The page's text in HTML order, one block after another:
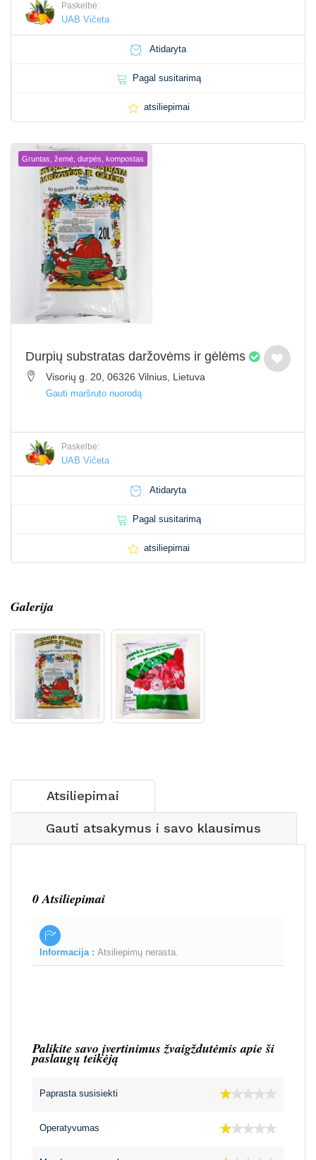
Paskelbė:
UAB Vičeta
Atidaryta
Pagal susitarimą
atsiliepimai
Gruntas, žemė, durpės, kompostas
Durpių substratas daržovėms ir gėlėms
Visorių g. 20, 06326 Vilnius, Lietuva
Gauti maršruto nuorodą
Paskelbė:
UAB Vičeta
Atidaryta
Pagal susitarimą
atsiliepimai
Galerija
Atsiliepimai
Gauti atsakymus i savo klausimus
0 Atsiliepimai
Informacija : Atsiliepimų nerasta.
Palikite savo įvertinimus žvaigždutėmis apie ši
paslaugų teikėją
Paprasta susisiekti
Operatyvumas